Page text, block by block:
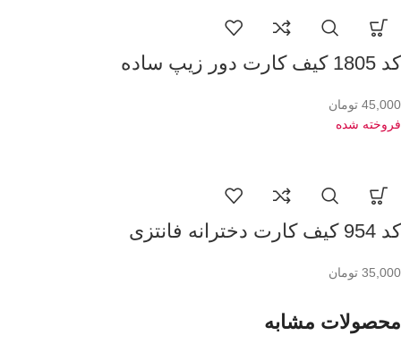
کد 1805 کیف کارت دور زیپ ساده
45,000 تومان
فروخته شده
کد 954 کیف کارت دخترانه فانتزی
35,000 تومان
محصولات مشابه